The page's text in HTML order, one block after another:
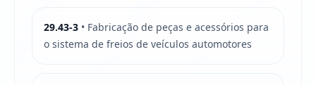
29.43-3 • Fabricação de peças e acessórios para
o sistema de freios de veículos automotores